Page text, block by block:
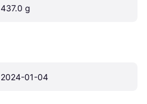
437.0 g
2024-01-04